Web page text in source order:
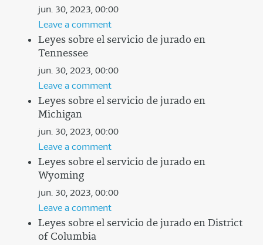
jun. 30, 2023, 00:00
Leave a comment
Leyes sobre el servicio de jurado en
Tennessee
jun. 30, 2023, 00:00
Leave a comment
Leyes sobre el servicio de jurado en
Michigan
jun. 30, 2023, 00:00
Leave a comment
Leyes sobre el servicio de jurado en
Wyoming
jun. 30, 2023, 00:00
Leave a comment
Leyes sobre el servicio de jurado en District
of Columbia